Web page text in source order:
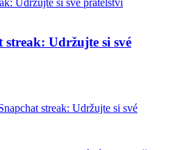
Udržujte si své
streak: Udržujte si své